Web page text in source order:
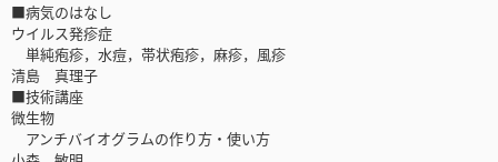
■病気のはなし
ウイルス発疹症
単純疱疹，水痘，帯状疱疹，麻疹，風疹
清島 真理子
■技術講座
微生物
アンチバイオグラムの作り方・使い方